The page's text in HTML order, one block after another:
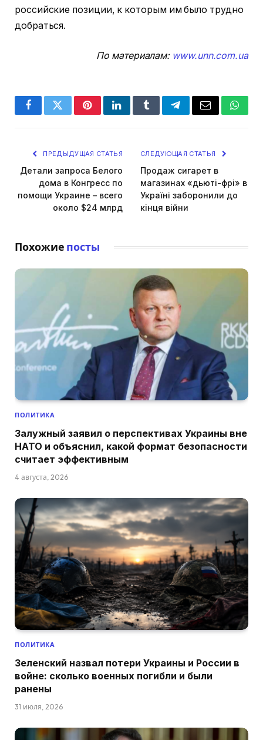
российские позиции, к которым им было трудно
добраться.
По материалам: www.unn.com.ua
FacebookTwitterPinterestLinkedInTumblrTelegramEmail
ПРЕДЫДУЩАЯ СТАТЬЯ
Детали запроса Белого
дома в Конгресс по
помощи Украине – всего
около $24 млрд
СЛЕДУЮЩАЯ СТАТЬЯ
Продаж сигарет в
магазинах «дьюті-фрі» в
Україні заборонили до
кінця війни
Похожие посты
ПОЛИТИКА
Залужный заявил о перспективах Украины вне
НАТО и объяснил, какой формат безопасности
считает эффективным
4 августа, 2026
ПОЛИТИКА
Зеленский назвал потери Украины и России в
войне: сколько военных погибли и были
ранены
31 июля, 2026